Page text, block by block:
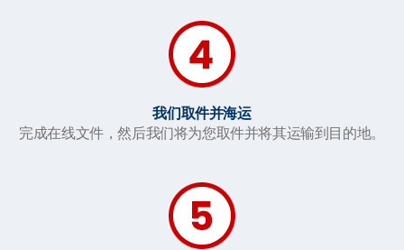
我们取件并海运
完成在线文件，然后我们将为您取件并将其运输到目的地。